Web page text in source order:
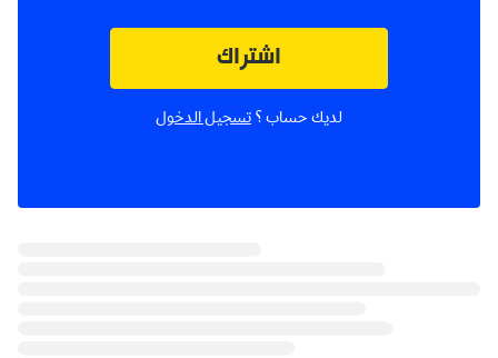
اشتراك
لديك حساب ؟ تسجيل الدخول